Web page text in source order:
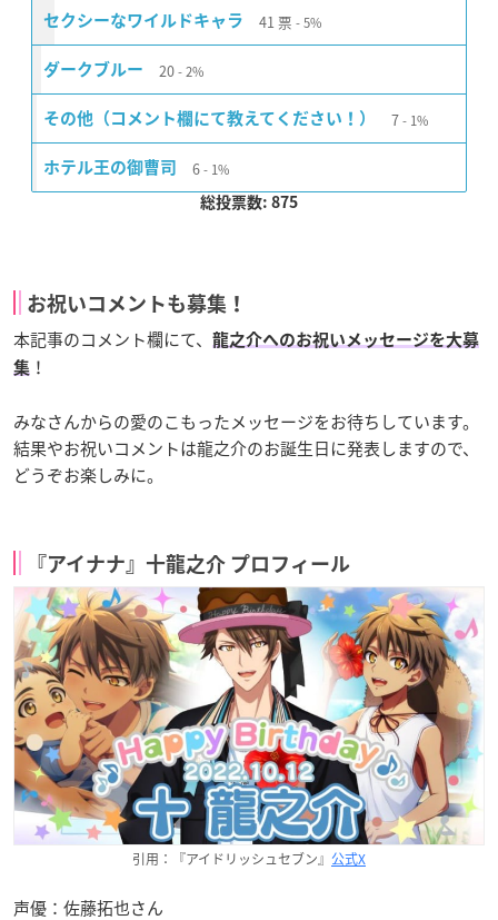
セクシーなワイルドキャラ 41 票 5%
ダークブルー 20 2%
その他（コメント欄にて教えてください！） 7 1%
ホテル王の御曹司 6 1%
総投票数: 875
お祝いコメントも募集！
本記事のコメント欄にて、
龍之介へのお祝いメッセージを大募
集 ！
みなさんからの愛のこもったメッセージをお待ちしています。
結果やお祝いコメントは龍之介のお誕生日に発表しますので、
どうぞお楽しみに。
『アイナナ』十龍之介 プロフィール
引用：『アイドリッシュセブン』 公式X
声優：佐藤拓也さん